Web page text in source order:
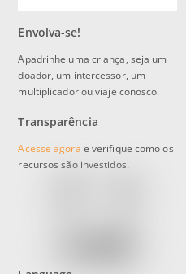
Envolva-se!
Apadrinhe uma criança, seja um
doador, um intercessor, um
multiplicador ou viaje conosco.
Transparência
Acesse agora e verifique como os
recursos são investidos.